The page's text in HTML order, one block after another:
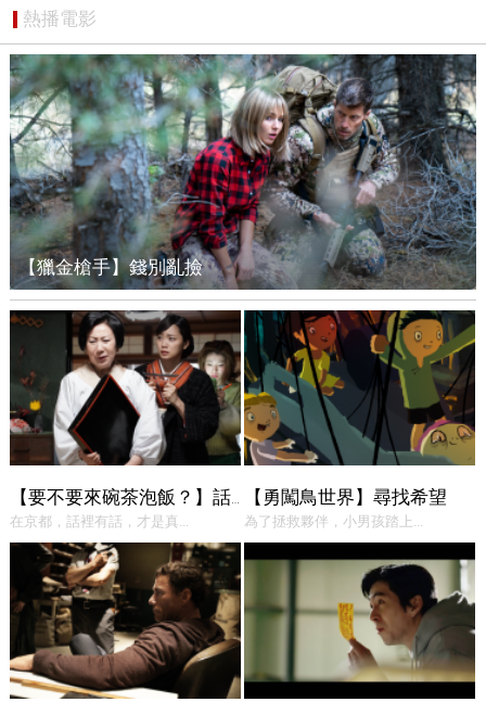
熱播電影
【獵金槍手】錢別亂撿
【要不要來碗茶泡飯？】話中有話
在京都，話裡有話，才是真...
【勇闖鳥世界】尋找希望
為了拯救夥伴，小男孩踏上...